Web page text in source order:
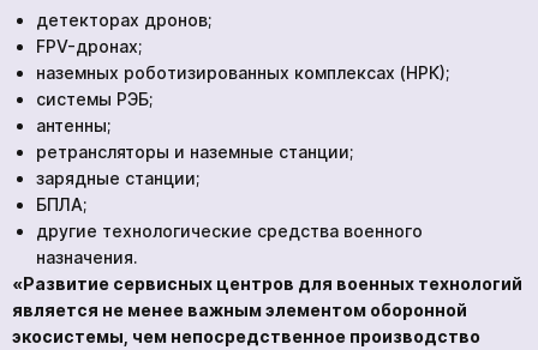
детекторах дронов;
FPV-дронах;
наземных роботизированных комплексах (НРК);
системы РЭБ;
антенны;
ретрансляторы и наземные станции;
зарядные станции;
БПЛА;
другие технологические средства военного
назначения.
«Развитие сервисных центров для военных технологий
является не менее важным элементом оборонной
экосистемы, чем непосредственное производство